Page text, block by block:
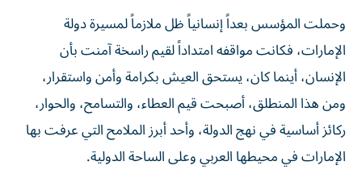
وحملت المؤسس بعداً إنسانياً ظل ملازماً لمسيرة دولة
الإمارات، فكانت مواقفه امتداداً لقيم راسخة آمنت بأن
الإنسان، أينما كان، يستحق العيش بكرامة وأمن واستقرار،
ومن هذا المنطلق، أصبحت قيم العطاء، والتسامح، والحوار،
ركائز أساسية في نهج الدولة، وأحد أبرز الملامح التي عرفت بها
الإمارات في محيطها العربي وعلى الساحة الدولية.